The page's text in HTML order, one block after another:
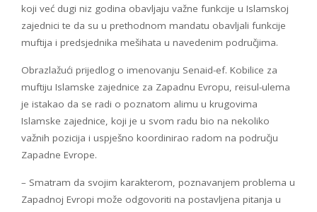
koji već dugi niz godina obavljaju važne funkcije u Islamskoj
zajednici te da su u prethodnom mandatu obavljali funkcije
muftija i predsjednika mešihata u navedenim područjima.
Obrazlažući prijedlog o imenovanju Senaid-ef. Kobilice za
muftiju Islamske zajednice za Zapadnu Evropu, reisul-ulema
je istakao da se radi o poznatom alimu u krugovima
Islamske zajednice, koji je u svom radu bio na nekoliko
važnih pozicija i uspješno koordinirao radom na području
Zapadne Evrope.
– Smatram da svojim karakterom, poznavanjem problema u
Zapadnoj Evropi može odgovoriti na postavljena pitanja u